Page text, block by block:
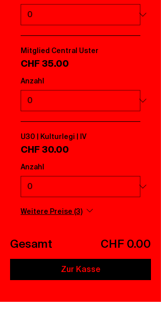
Mitglied Central Uster
CHF 35.00
Anzahl
U30 | Kulturlegi | IV
CHF 30.00
Anzahl
Weitere Preise (3)
Gesamt CHF 0.00
Zur Kasse